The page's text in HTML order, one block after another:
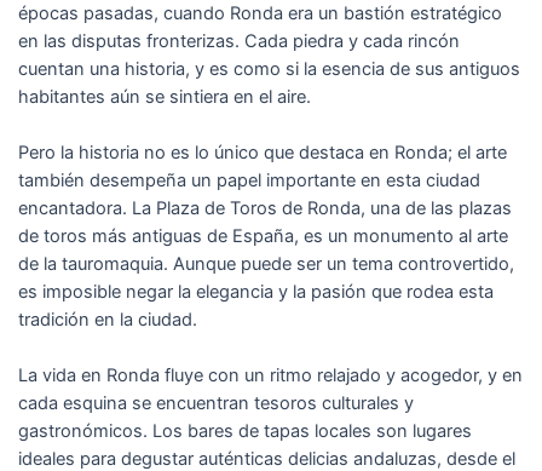
épocas pasadas, cuando Ronda era un bastión estratégico
en las disputas fronterizas. Cada piedra y cada rincón
cuentan una historia, y es como si la esencia de sus antiguos
habitantes aún se sintiera en el aire.
Pero la historia no es lo único que destaca en Ronda; el arte
también desempeña un papel importante en esta ciudad
encantadora. La Plaza de Toros de Ronda, una de las plazas
de toros más antiguas de España, es un monumento al arte
de la tauromaquia. Aunque puede ser un tema controvertido,
es imposible negar la elegancia y la pasión que rodea esta
tradición en la ciudad.
La vida en Ronda fluye con un ritmo relajado y acogedor, y en
cada esquina se encuentran tesoros culturales y
gastronómicos. Los bares de tapas locales son lugares
ideales para degustar auténticas delicias andaluzas, desde el